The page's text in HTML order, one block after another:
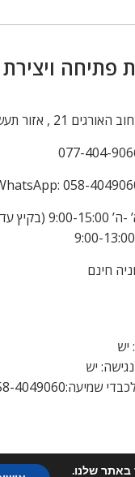
פתיחה
האורגים 21 , אזור תעשייה חולון
077-404-
058-
חינם
יש
יש
שמיעה:058-4049060